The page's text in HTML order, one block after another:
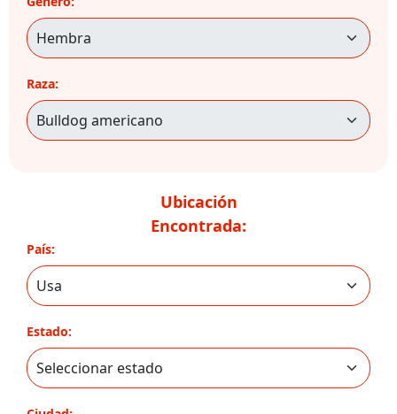
Raza:
Ubicación
Encontrada:
País:
Estado: